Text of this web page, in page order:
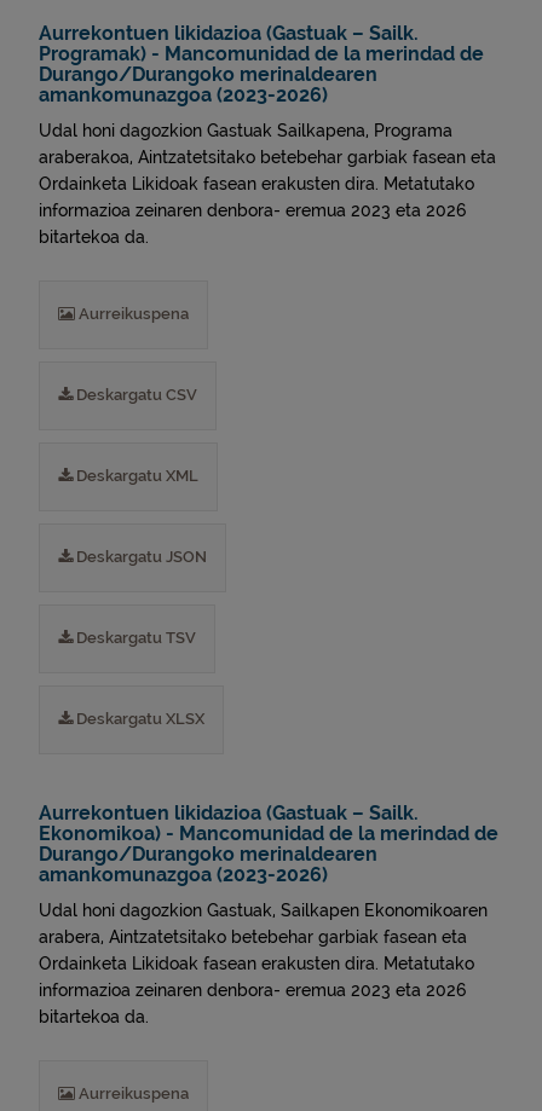
Aurrekontuen likidazioa (Gastuak – Sailk.
Programak) - Mancomunidad de la merindad de
Durango/Durangoko merinaldearen
amankomunazgoa (2023-2026)
Udal honi dagozkion Gastuak Sailkapena, Programa
araberakoa, Aintzatetsitako betebehar garbiak fasean eta
Ordainketa Likidoak fasean erakusten dira. Metatutako
informazioa zeinaren denbora- eremua 2023 eta 2026
bitartekoa da.
Aurreikuspena
Deskargatu CSV
Deskargatu XML
Deskargatu JSON
Deskargatu TSV
Deskargatu XLSX
Aurrekontuen likidazioa (Gastuak – Sailk.
Ekonomikoa) - Mancomunidad de la merindad de
Durango/Durangoko merinaldearen
amankomunazgoa (2023-2026)
Udal honi dagozkion Gastuak, Sailkapen Ekonomikoaren
arabera, Aintzatetsitako betebehar garbiak fasean eta
Ordainketa Likidoak fasean erakusten dira. Metatutako
informazioa zeinaren denbora- eremua 2023 eta 2026
bitartekoa da.
Aurreikuspena